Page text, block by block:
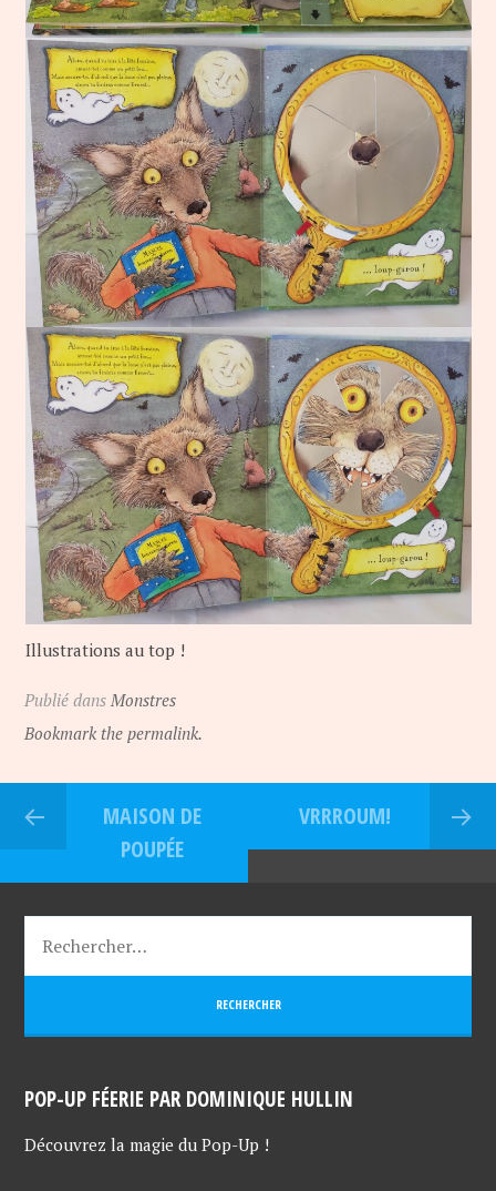
Illustrations au top !
Publié dans Monstres
Bookmark the permalink.
MAISON DE
POUPÉE
VRRROUM!
POP-UP FÉERIE PAR DOMINIQUE HULLIN
Découvrez la magie du Pop-Up !